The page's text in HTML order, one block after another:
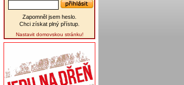
Zapomněl jsem heslo.
Chci získat plný přístup.
Nastavit domovskou stránku!